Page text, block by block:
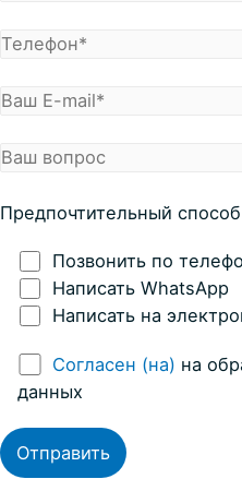
Предпочтительный способ
Позвонить по
Написать WhatsApp
Написать на
Согласен (на) на
данных